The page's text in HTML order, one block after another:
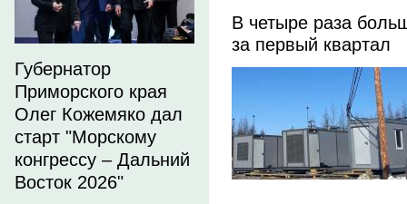
Губернатор
Приморского края
Олег Кожемяко дал
старт "Морскому
конгрессу – Дальний
Восток 2026"
В четыре раза
за первый квартал